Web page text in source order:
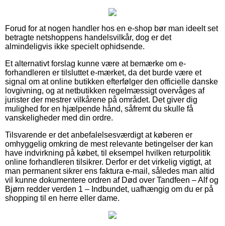
Forud for at nogen handler hos en e-shop bør man ideelt set
betragte netshoppens handelsvilkår, dog er det
almindeligvis ikke specielt ophidsende.
Et alternativt forslag kunne være at bemærke om e-
forhandleren er tilsluttet e-mærket, da det burde være et
signal om at online butikken efterfølger den officielle danske
lovgivning, og at netbutikken regelmæssigt overvåges af
jurister der mestrer vilkårene på området. Det giver dig
mulighed for en hjælpende hånd, såfremt du skulle få
vanskeligheder med din ordre.
Tilsvarende er det anbefalelsesværdigt at køberen er
omhyggelig omkring de mest relevante betingelser der kan
have indvirkning på købet, til eksempel hvilken returpolitik
online forhandleren tilsikrer. Derfor er det virkelig vigtigt, at
man permanent sikrer ens faktura e-mail, således man altid
vil kunne dokumentere ordren af Død over Tandfeen – Alf og
Bjørn redder verden 1 – Indbundet, uafhængig om du er på
shopping til en herre eller dame.